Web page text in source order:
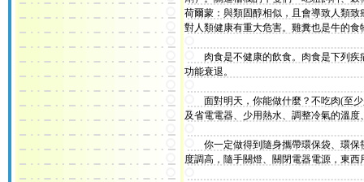
荷爾蒙：與類固醇相似，且會導致人類
對人類健康有重大危害。雞糞也是牛的
肉食是不健康的飲食。肉食是下列疾
功能衰退。
面對明天，你能做什麼？不吃肉(至少
及省電電器、少用熱水、調整冷氣的溫
你一定做得到隨身攜帶環保袋、環保
度調高，隨手關燈、關閉電器電源，東